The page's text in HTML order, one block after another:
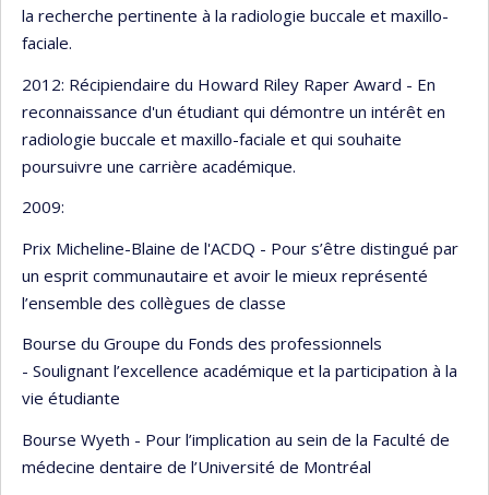
la recherche pertinente à la radiologie buccale et maxillo-
faciale.
2012: Récipiendaire du Howard Riley Raper Award - En
reconnaissance d'un étudiant qui démontre un intérêt en
radiologie buccale et maxillo-faciale et qui souhaite
poursuivre une carrière académique.
2009:
Prix Micheline-Blaine de l'ACDQ - Pour s’être distingué par
un esprit communautaire et avoir le mieux représenté
l’ensemble des collègues de classe
Bourse du Groupe du Fonds des professionnels
- Soulignant l’excellence académique et la participation à la
vie étudiante
Bourse Wyeth - Pour l’implication au sein de la Faculté de
médecine dentaire de l’Université de Montréal